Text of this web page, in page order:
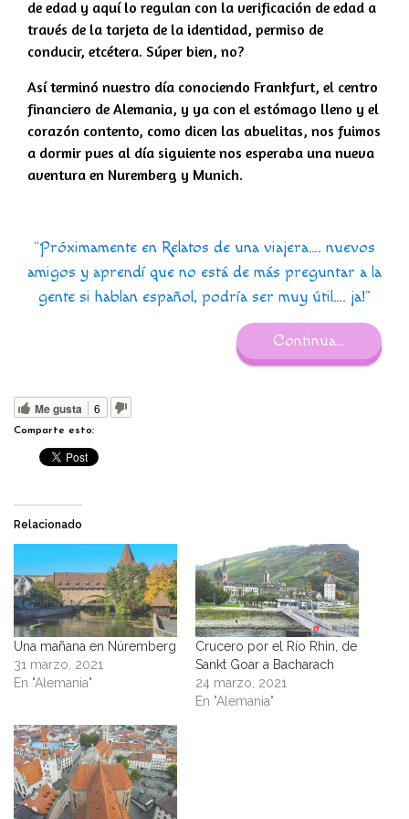
de edad y aquí lo regulan con la verificación de edad a
través de la tarjeta de la identidad, permiso de
conducir, etcétera. Súper bien, no?
Así terminó nuestro día conociendo Frankfurt, el centro
financiero de Alemania, y ya con el estómago lleno y el
corazón contento, como dicen las abuelitas, nos fuimos
a dormir pues al día siguiente nos esperaba una nueva
aventura en Nuremberg y Munich.
“Próximamente en Relatos de una viajera…. nuevos
amigos y aprendí que no está de más preguntar a la
gente si hablan español, podría ser muy útil…. ja!”
Continua…
Me gusta 6
Comparte esto:
Relacionado
Una mañana en Núremberg
31 marzo, 2021
En "Alemania"
Crucero por el Río Rhin, de
Sankt Goar a Bacharach
24 marzo, 2021
En "Alemania"